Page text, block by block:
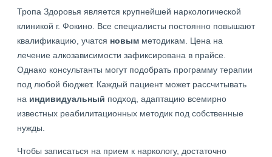
Тропа Здоровья является крупнейшей наркологической
клиникой г. Фокино. Все специалисты постоянно повышают
квалификацию, учатся новым методикам. Цена на
лечение алкозависимости зафиксирована в прайсе.
Однако консультанты могут подобрать программу терапии
под любой бюджет. Каждый пациент может рассчитывать
на индивидуальный подход, адаптацию всемирно
известных реабилитационных методик под собственные
нужды.
Чтобы записаться на прием к наркологу, достаточно